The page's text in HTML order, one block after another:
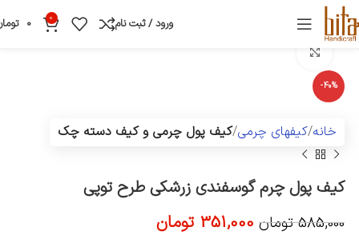
ورود / ثبت نام 0
0
-40%
خانه کیفهای چرمی کیف پول چرمی و کیف دسته چک
کیف پول چرم گوسفندی زرشکی طرح توپی
585,000 تومان 351,000 تومان